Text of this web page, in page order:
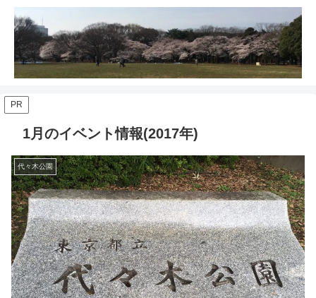
PR
1月のイベント情報(2017年)
代々木公園